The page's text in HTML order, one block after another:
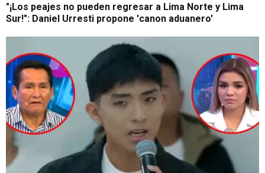
"¡Los peajes no pueden regresar a Lima Norte y Lima
Sur!": Daniel Urresti propone 'canon aduanero'